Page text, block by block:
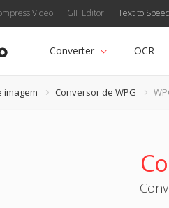
Video GIF Editor Text to
Converter OCR
imagem Conversor de WPG